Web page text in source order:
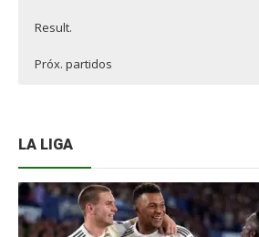
Result.
Próx. partidos
LA LIGA